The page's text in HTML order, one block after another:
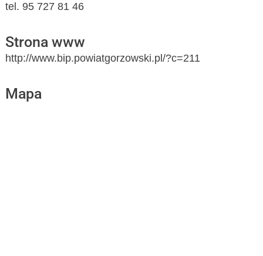
tel. 95 727 81 46
Strona www
http://www.bip.powiatgorzowski.pl/?c=211
Mapa